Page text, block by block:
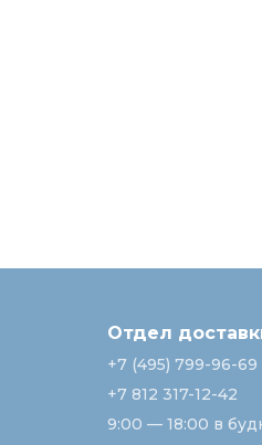
Отдел
+7 (495) 799-96-69
+7 812 317-12-42
9:00 — 18:00 в